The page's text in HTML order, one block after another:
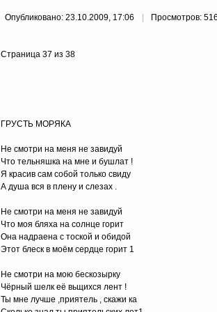
Опубликовано: 23.10.2009, 17:06 Просмотров:
Страница 37 из 38
ГРУСТЬ МОРЯКА
Не смотри на меня не завидуй
Что тельняшка на мне и бушлат !
Я красив сам собой только свиду
А душа вся в плену и слезах .
Не смотри на меня не завидуй
Что моя бляха на солнце горит
Она надраена с тоской и обидой
Этот блеск в моём сердце горит 1
Не смотри на мою бескозырку
Чёрный шелк её вьщихся лент !
Ты мне лучше ,приятель , скажи ка